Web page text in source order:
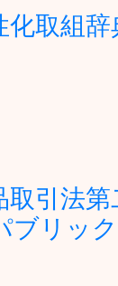
取組
取引法
ブリッ